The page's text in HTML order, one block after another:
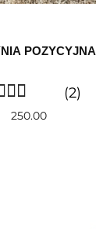
POZYCYJNA
(2)
250.00